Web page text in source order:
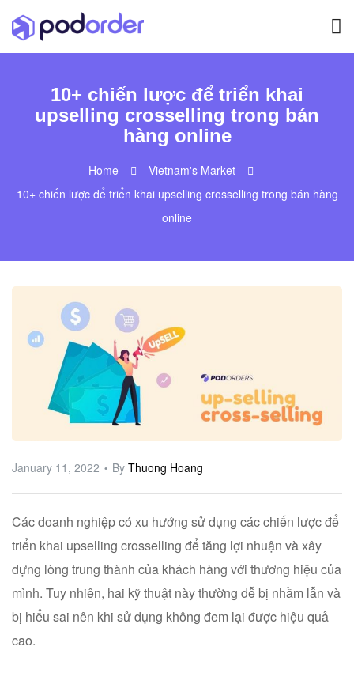
10+ chiến lược để triển khai
upselling crosselling trong bán
hàng online
Home
Vietnam's Market
10+ chiến lược để triển khai upselling crosselling trong bán hàng
online
January 11, 2022 By Thuong Hoang
Các doanh nghiệp có xu hướng sử dụng các chiến lược để
triển khai upselling crosselling để tăng lợi nhuận và xây
dựng lòng trung thành của khách hàng với thương hiệu của
mình. Tuy nhiên, hai kỹ thuật này thường dễ bị nhầm lẫn và
bị hiểu sai nên khi sử dụng không đem lại được hiệu quả
cao.